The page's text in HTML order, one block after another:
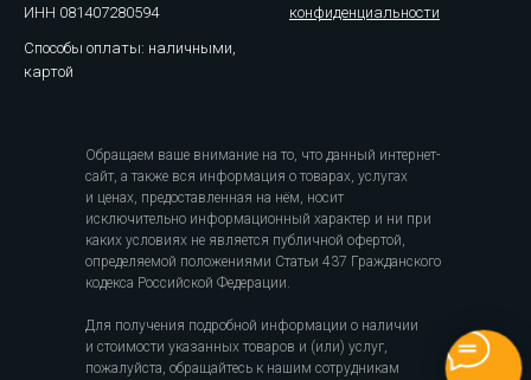
ИНН 081407280594
Способы оплаты: наличными,
картой
конфиденциальности
Обращаем ваше внимание на то, что данный интернет-
сайт, а также вся информация о товарах, услугах
и ценах, предоставленная на нём, носит
исключительно информационный характер и ни при
каких условиях не является публичной офертой,
определяемой положениями Статьи 437 Гражданского
кодекса Российской Федерации.
Для получения подробной информации о наличии
и стоимости указанных товаров и (или) услуг,
пожалуйста, обращайтесь к нашим сотрудникам